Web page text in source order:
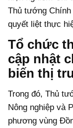
Thủ tướng
quyết liệt thực
Tổ chức
cập nhật
biến thị
Trong đó, Thủ
Nông nghiệp và
phương vùng